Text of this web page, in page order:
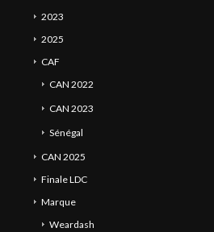
2023
2025
CAF
CAN 2022
CAN 2023
Sénégal
CAN 2025
Finale LDC
Marque
Weardash